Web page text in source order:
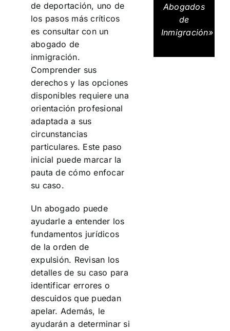
de deportación, uno de
los pasos más críticos
es consultar con un
abogado de
inmigración.
Comprender sus
derechos y las opciones
disponibles requiere una
orientación profesional
adaptada a sus
circunstancias
particulares. Este paso
inicial puede marcar la
pauta de cómo enfocar
su caso.
Un abogado puede
ayudarle a entender los
fundamentos jurídicos
de la orden de
expulsión. Revisan los
detalles de su caso para
identificar errores o
descuidos que puedan
apelar. Además, le
ayudarán a determinar si
Abogados
de
Inmigración»